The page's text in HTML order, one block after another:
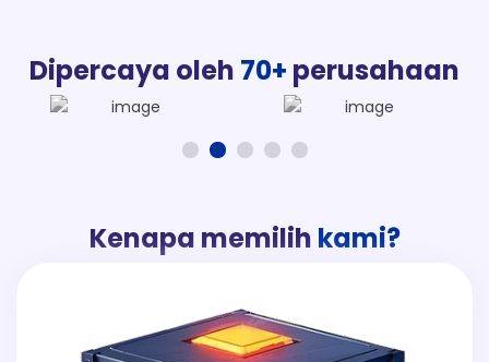
Dipercaya oleh 70+ perusahaan
Kenapa memilih kami?